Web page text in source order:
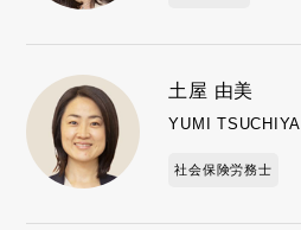
土屋 由美
YUMI TSUCHIYA
社会保険労務士